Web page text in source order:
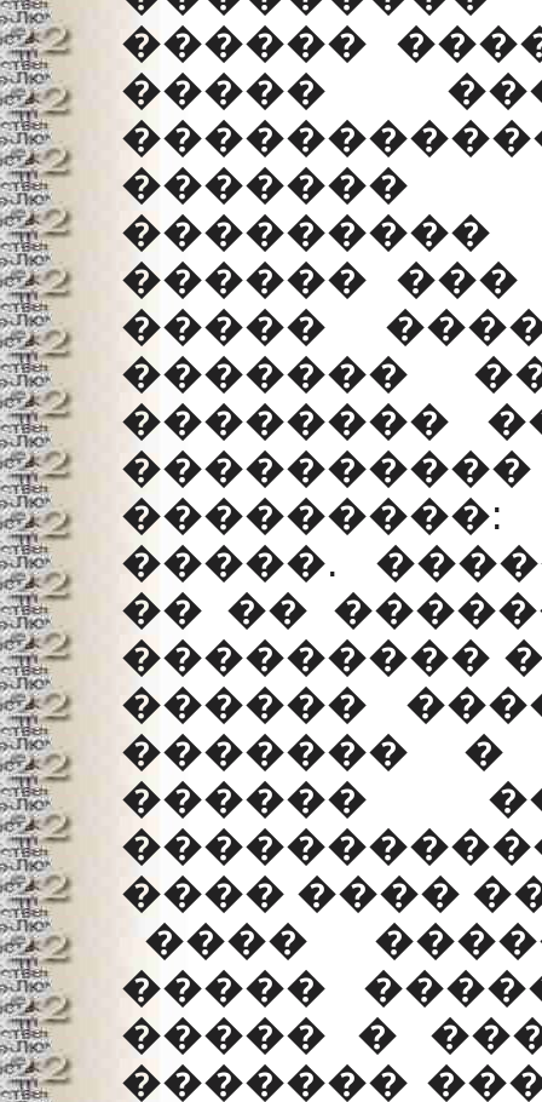
������
�����
������ ���
�����
�������
��������
�����.
�� ��
���������
������
������� �
������
���� ����
����
�����
����� �
�������